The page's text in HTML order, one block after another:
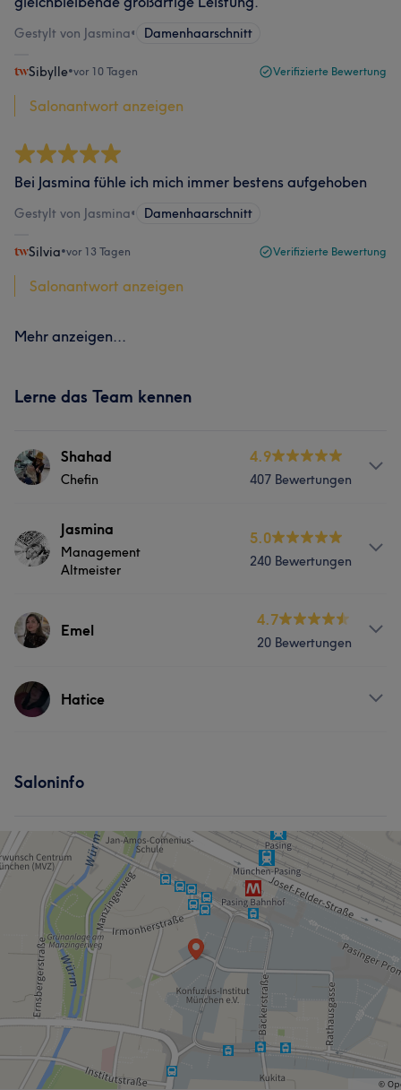
Gestylt von Jasmina• Damenhaarschnitt
Sibylle•vor 10 Tagen Verifizierte Bewertung
Salonantwort anzeigen
Bei Jasmina fühle ich mich immer bestens aufgehoben
Gestylt von Jasmina• Damenhaarschnitt
Silvia•vor 13 Tagen Verifizierte Bewertung
Salonantwort anzeigen
Mehr anzeigen...
Lerne das Team kennen
Shahad
Chefin
4.9
407 Bewertungen
Info
Darling your hair is a work of ART 🟢Lass dich inspirieren
Services
Portfolio
Jasmina
Management
Altmeister
5.0
240 Bewertungen
Services
Portfolio
Emel
4.7
20 Bewertungen
ServicesHatice
Portfolio
Saloninfo